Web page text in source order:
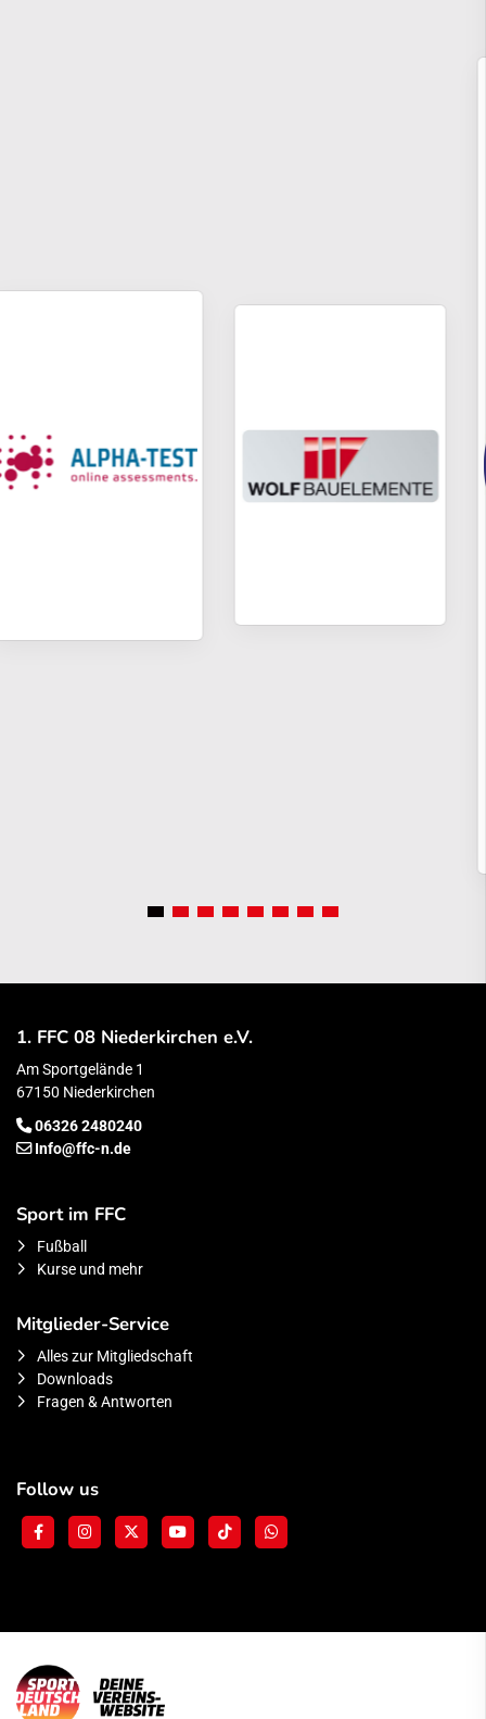
1. FFC 08 Niederkirchen e.V.
Am Sportgelände 1
67150 Niederkirchen
06326 2480240
Info@ffc-n.de
Sport im FFC
Fußball
Kurse und mehr
Mitglieder-Service
Alles zur Mitgliedschaft
Downloads
Fragen & Antworten
Follow us